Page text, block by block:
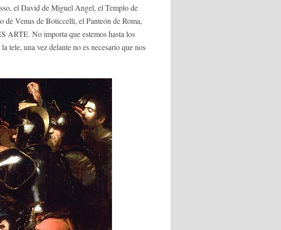
el David de Miguel Angel, el Templo de
Venus de Boticcelli, el Panteón de Roma,
ARTE. No importa que estemos hasta los
tele, una vez delante no es necesario que nos